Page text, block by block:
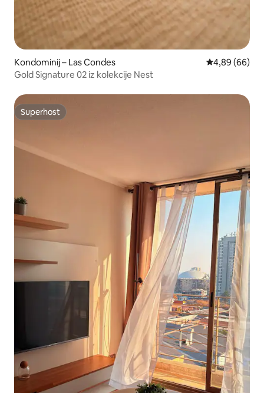
Kondominij – Las Condes Prosječna
4,89 (66)
Gold Signature 02 iz kolekcije Nest
Superhost
Superhost